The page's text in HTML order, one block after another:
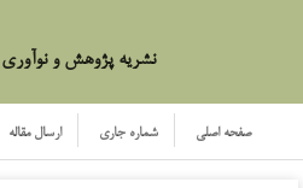
نشریه پژوهش و
صفحه اصلی شماره جاری ارسال مقاله